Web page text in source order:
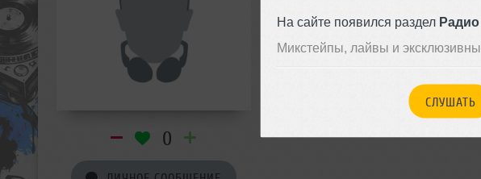
На сайте появился раздел Радио
Микстейпы, лайвы и
СЛУШАТЬ
0